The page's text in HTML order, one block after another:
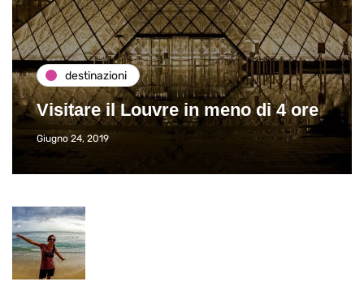
destinazioni
Visitare il Louvre in meno di 4 ore
Giugno 24, 2019